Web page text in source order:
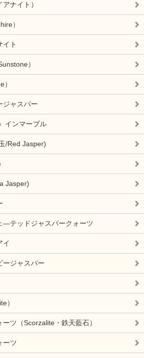
ナイト）
）
イト
）
ジャスパー
インマーブル
/Red Jasper)
Jasper)
―テッドジャスパークォーツ
イ
ージャスパー
）
ツ（Scorzalite・鉄天藍石）
ーツ